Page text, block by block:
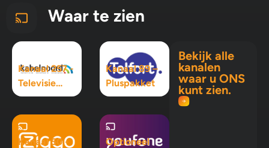
Waar te zien
Kanaal 257 -
Televisie
Maximaal
Kanaal 89 –
Pluspakket
Kanaal 50 -
Optioneel
Bekijk alle
kanalen
waar u ONS
kunt zien.